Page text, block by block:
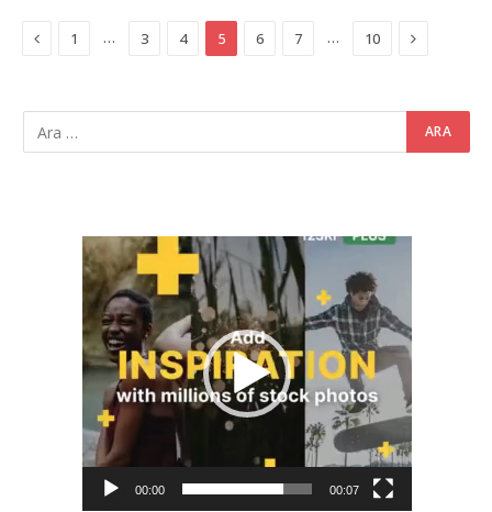
Previous
1 … 3 4 5 6 7 … 10 Next
Video
oynatıcı
00:00 00:07